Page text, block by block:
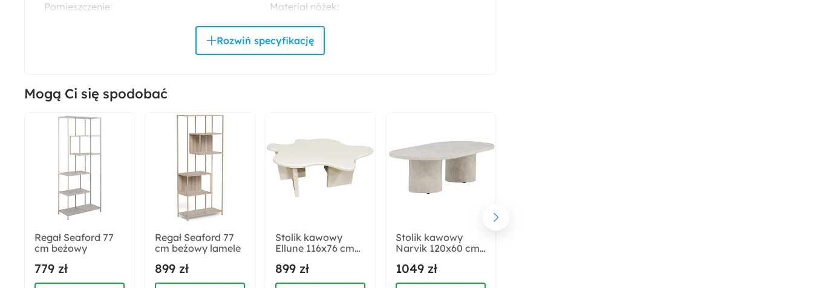
Pomieszczenie:
Materiał nóżek:
Drewno
Akcja specjalna:
Materiał korpusu:
Tkanina
Rodzaj siedziska:
Tapicerowane
Materiał siedziska:
Pianka poliuretanowa
Odpowiedzialny wybór:
Wyprodukowano w Polsce
Głębokość:
95 cm
Szerokość:
80 cm
Mogą Ci się spodobać
Regał Seaford 77
cm beżowy
779 zł
Regał Seaford 77
cm beżowy lamele
899 zł
Stolik kawowy
Ellune 116x76 cm
nieregularnym
kształcie
899 zł
Stolik kawowy
Narvik 120x60 cm
1049 zł